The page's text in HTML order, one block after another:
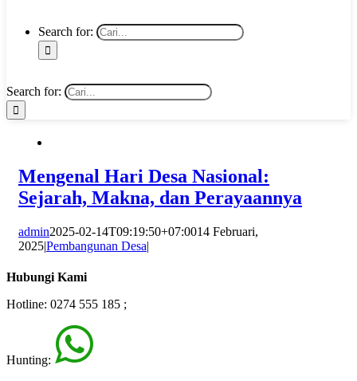
Search for:
Search for:
Mengenal Hari Desa Nasional:
Sejarah, Makna, dan Perayaannya
admin2025-02-14T09:19:50+07:0014 Februari,
2025|Pembangunan Desa|
Hubungi Kami
Hotline: 0274 555 185 ;
Hunting: